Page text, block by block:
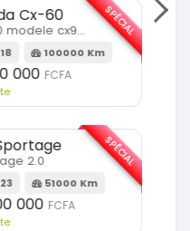
Cx-60
Cx-60 modele cx9 full option
100000 Km
000 FCFA
SPÉCIAL
2.0
51000 Km
000 FCFA
SPÉCIAL